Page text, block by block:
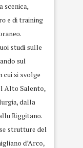
scenica,
e di training
studi sulle
sul
cui si svolge
Alto Salento,
dalla
Riggitano.
strutture del
d’Arco,